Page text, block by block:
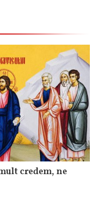
credem, ne